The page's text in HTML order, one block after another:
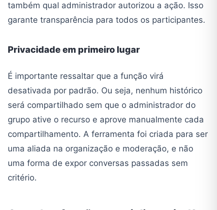
também qual administrador autorizou a ação. Isso
garante transparência para todos os participantes.
Privacidade em primeiro lugar
É importante ressaltar que a função virá
desativada por padrão. Ou seja, nenhum histórico
será compartilhado sem que o administrador do
grupo ative o recurso e aprove manualmente cada
compartilhamento. A ferramenta foi criada para ser
uma aliada na organização e moderação, e não
uma forma de expor conversas passadas sem
critério.